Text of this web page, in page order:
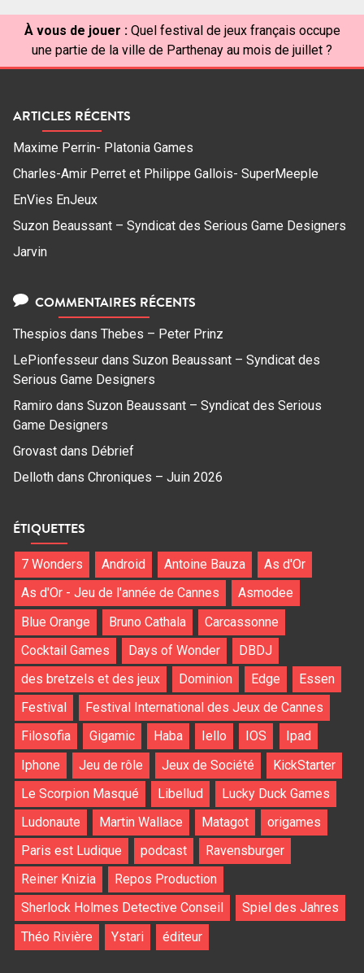
À vous de jouer : Quel festival de jeux français occupe
une partie de la ville de Parthenay au mois de juillet ?
ARTICLES RÉCENTS
Maxime Perrin- Platonia Games
Charles-Amir Perret et Philippe Gallois- SuperMeeple
EnVies EnJeux
Suzon Beaussant – Syndicat des Serious Game Designers
Jarvin
COMMENTAIRES RÉCENTS
Thespios dans Thebes – Peter Prinz
LePionfesseur dans Suzon Beaussant – Syndicat des
Serious Game Designers
Ramiro dans Suzon Beaussant – Syndicat des Serious
Game Designers
Grovast dans Débrief
Delloth dans Chroniques – Juin 2026
ÉTIQUETTES
7 Wonders Android Antoine Bauza
As d'Or
As d'Or - Jeu de l'année de Cannes
Asmodee
Blue Orange
Bruno Cathala
Carcassonne
Cocktail Games
Days of Wonder
DBDJ
des bretzels et des jeux
Dominion Edge
Essen
Festival
Festival International des Jeux de Cannes
Filosofia
Gigamic Haba Iello IOS
Ipad
Iphone
Jeu de rôle Jeux de Société
KickStarter
Le Scorpion Masqué
Libellud
Lucky Duck Games
Ludonaute
Martin Wallace Matagot
origames
Paris est Ludique
podcast
Ravensburger
Reiner Knizia
Repos Production
Sherlock Holmes Detective Conseil
Spiel des Jahres
Théo Rivière
Ystari éditeur